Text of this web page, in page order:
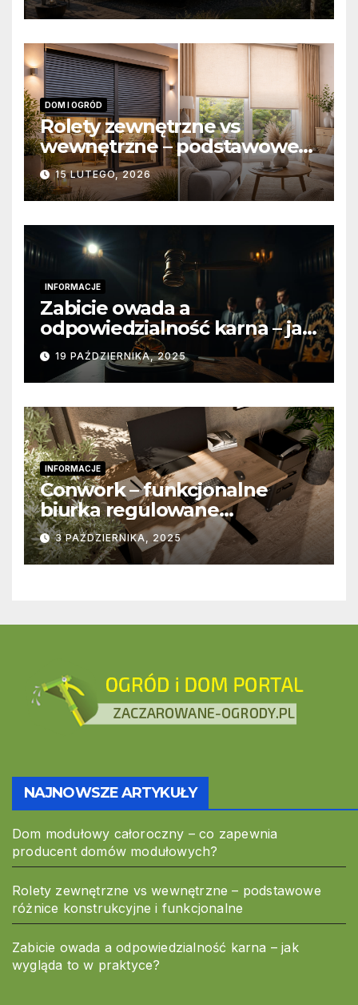
DOM I OGRÓD
Rolety zewnętrzne vs
wewnętrzne – podstawowe
różnice konstrukcyjne i
funkcjonalne
15 LUTEGO, 2026
INFORMACJE
Zabicie owada a
odpowiedzialność karna – jak
wygląda to w praktyce?
19 PAŹDZIERNIKA, 2025
INFORMACJE
Conwork – funkcjonalne
biurka regulowane
stworzone z myślą o
nowoczesnych
przestrzeniach pracy
3 PAŹDZIERNIKA, 2025
NAJNOWSZE ARTYKUŁY
Dom modułowy całoroczny – co zapewnia
producent domów modułowych?
Rolety zewnętrzne vs wewnętrzne – podstawowe
różnice konstrukcyjne i funkcjonalne
Zabicie owada a odpowiedzialność karna – jak
wygląda to w praktyce?